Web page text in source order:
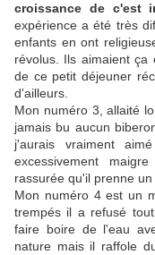
croissance de c'est
expérience a été très
enfants en ont
révolus. Ils aimaient
de ce petit déjeuner
d'ailleurs.
Mon numéro 3, allaité
jamais bu aucun
j'aurais vraiment
excessivement
rassurée qu'il prenne un
Mon numéro 4 est un
trempés il a refusé
faire boire de l'eau
nature mais il raffole